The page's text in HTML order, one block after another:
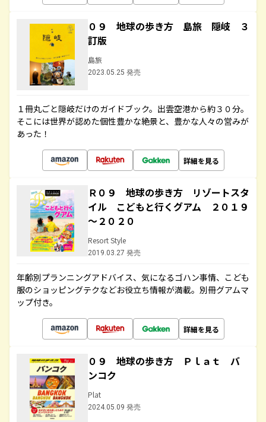
０９ 地球の歩き方 島旅 隠岐 ３
訂版
島旅
2023.05.25 発売
１冊丸ごと隠岐だけのガイドブック。出雲空港から約３０分。
そこには世界が認めた個性豊かな絶景と、豊かな人々の営みが
あった！
詳細を見る
Ｒ０９ 地球の歩き方 リゾートスタ
イル こどもと行くグアム ２０１９
～２０２０
Resort Style
2019.03.27 発売
年齢別プランニングアドバイス、気になるゴハン事情、こども
服のショッピングテクなどお役立ち情報が満載。別冊グアムマ
ップ付き。
詳細を見る
０９ 地球の歩き方 Ｐｌａｔ バ
ンコク
Plat
2024.05.09 発売